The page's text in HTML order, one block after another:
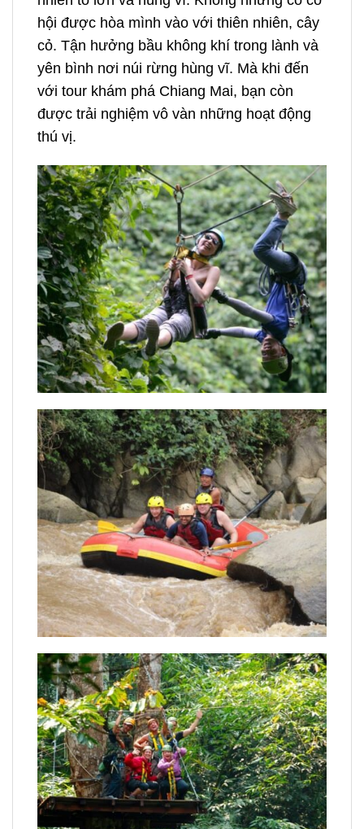
hội được hòa mình vào với thiên nhiên, cây
cỏ. Tận hưởng bầu không khí trong lành và
yên bình nơi núi rừng hùng vĩ. Mà khi đến
với tour khám phá Chiang Mai, bạn còn
được trải nghiệm vô vàn những hoạt động
thú vị.